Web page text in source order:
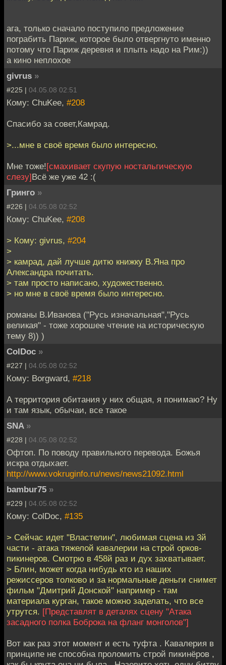
ага, только сначало поступило предложение
пограбить Париж, которое было отвергнуто именно
потому что Париж деревня и плыть надо на Рим:))
а кино неплохое
givrus »
#225 | 04.05.08 02:51
Кому: ChuKee, #208
Спасибо за совет,Камрад.
>...мне в своё время было интересно.
Мне тоже![смахивает скупую ностальгическую
слезу]Всё же уже 42 :(
Гринго »
#226 | 04.05.08 02:52
Кому: ChuKee, #208
> Кому: givrus, #204
>
> камрад, дай лучше дитю книжку В.Яна про
Александра почитать.
> там просто написано, художественно.
> но мне в своё время было интересно.
романы В.Иванова ("Русь изначальная","Русь
великая" - тоже хорошее чтение на историческую
тему 8)) )
ColDoc »
#227 | 04.05.08 02:52
Кому: Borgward, #218
А территория обитания у них общая, я понимаю? Ну
и там язык, обычаи, все такое
SNA »
#228 | 04.05.08 02:52
Офтоп. По поводу правильного перевода. Божья
искра отдыхает.
http://www.vokruginfo.ru/news/news21092.html
bambur75 »
#229 | 04.05.08 02:52
Кому: ColDoc, #135
> Сейчас идет "Властелин", любимая сцена из 3й
части - атака тяжелой кавалерии на строй орков-
пикинеров. Смотрю в 458й раз и дух захватывает.
> Блин, может когда нибудь кто из наших
режиссеров толково и за нормальные деньги снимет
фильм "Дмитрий Донской" например - там
материала курган, такое можно заделать, что все
утрутся. [Представлят в деталях сцену "Атака
засадного полка Боброка на фланг монголов"]
Вот как раз этот момент и есть туфта . Кавалерия в
принципе не способна проломить строй пикинёров ,